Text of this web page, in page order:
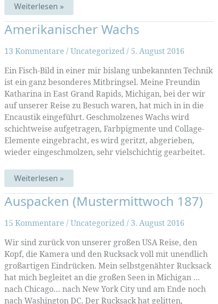
Musterblätter
(Muster-
Mittwoch
188)
Weiterlesen »
Amerikanischer Wachs
13 Kommentare /Uncategorized/ 5. August 2016
Ein Fisch-Bild in einer mir bislang unbekannten Technik
ist ein ganz besonderes Mitbringsel. Meine Freundin
Katharina in East Grand Rapids, Michigan, bei der wir
auf unserer Reise zu Besuch waren, hat mich in in die
Encaustik eingeführt. Geschmolzenes Wachs wird
schichtweise aufgetragen, Farbpigmente und Collage-
Elemente eingebracht, es wird geritzt, abgerieben,
wieder eingeschmolzen, sehr vielschichtig gearbeitet.
Amerikanischer
Wachs
Weiterlesen »
Auspacken (Mustermittwoch 187)
15 Kommentare /Uncategorized/ 3. August 2016
Wir sind zurück von unserer großen USA Reise, den
Kopf, die Kamera und den Rucksack voll mit unendlich
großartigen Eindrücken. Mein selbstgenähter Rucksack
hat mich begleitet an die großen Seen in Michigan …
nach Chicago… nach New York City und am Ende noch
nach Washington DC. Der Rucksack hat gelitten,